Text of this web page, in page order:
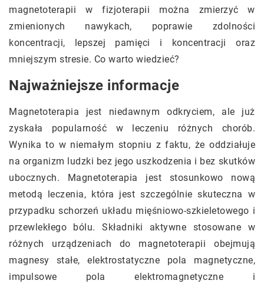
magnetoterapii w fizjoterapii można zmierzyć w
zmienionych nawykach, poprawie zdolności
koncentracji, lepszej pamięci i koncentracji oraz
mniejszym stresie. Co warto wiedzieć?
Najważniejsze informacje
Magnetoterapia jest niedawnym odkryciem, ale już
zyskała popularność w leczeniu różnych chorób.
Wynika to w niemałym stopniu z faktu, że oddziałuje
na organizm ludzki bez jego uszkodzenia i bez skutków
ubocznych. Magnetoterapia jest stosunkowo nową
metodą leczenia, która jest szczególnie skuteczna w
przypadku schorzeń układu mięśniowo-szkieletowego i
przewlekłego bólu. Składniki aktywne stosowane w
różnych urządzeniach do magnetoterapii obejmują
magnesy stałe, elektrostatyczne pola magnetyczne,
impulsowe pola elektromagnetyczne i